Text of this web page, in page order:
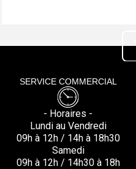
SERVICE COMMERCIAL
- Horaires -
Lundi au Vendredi
09h à 12h / 14h à 18h30
Samedi
09h à 12h / 14h30 à 18h